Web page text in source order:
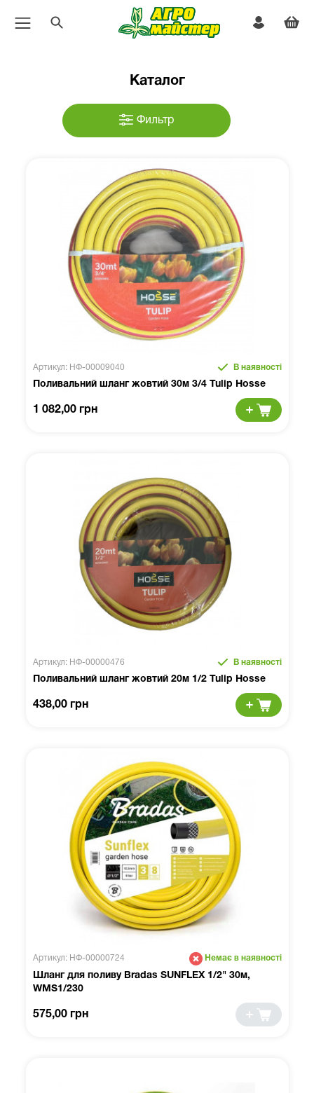
Каталог
Фильтр
Артикул: НФ-00009040 В наявності
Поливальний шланг жовтий 30м 3/4 Tulip Hosse
1 082,00 грн
Артикул: НФ-00000476 В наявності
Поливальний шланг жовтий 20м 1/2 Tulip Hosse
438,00 грн
Артикул: НФ-00000724 Немає в наявності
Шланг для поливу Bradas SUNFLEX 1/2" 30м,
WMS1/230
575,00 грн